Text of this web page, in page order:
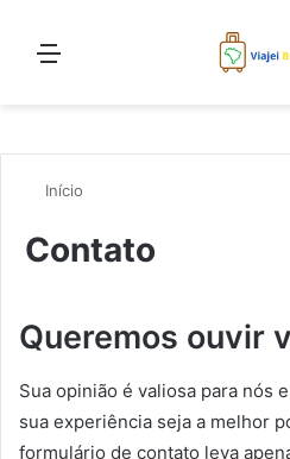
Menu
Início
Contato
Queremos ouvir
Sua opinião é valiosa para nós
sua experiência seja a melhor
formulário de contato leva